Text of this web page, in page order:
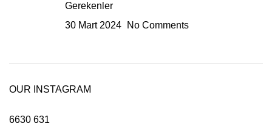
Gerekenler
30 Mart 2024
No Comments
OUR INSTAGRAM
6630 631